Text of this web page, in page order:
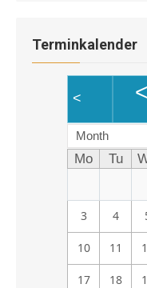
Terminkalender
< <
Month
Mo Tu
3 4
10 11
17 18